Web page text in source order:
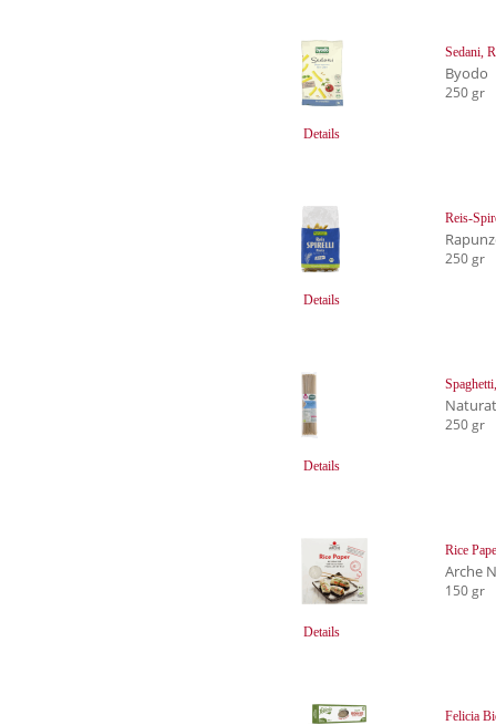
Details
Sedani,
Byodo
250 gr
Details
Reis-
250 gr
Details
250 gr
Details
Rice
Arche
150 gr
Felicia